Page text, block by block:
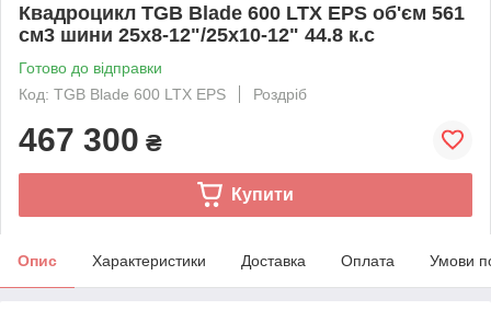
Квадроцикл TGB Blade 600 LTX EPS об'єм 561
см3 шини 25х8-12"/25х10-12" 44.8 к.с
Готово до відправки
Код: TGB Blade 600 LTX EPS
Роздріб
467 300 ₴
Купити
Опис Характеристики Доставка Оплата Умови